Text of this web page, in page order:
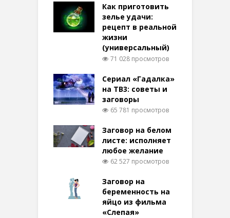
Как приготовить
зелье удачи:
рецепт в реальной
жизни
(универсальный)
71 028 просмотров
Сериал «Гадалка»
на ТВ3: советы и
заговоры
65 781 просмотров
Заговор на белом
листе: исполняет
любое желание
62 527 просмотров
Заговор на
беременность на
яйцо из фильма
«Слепая»